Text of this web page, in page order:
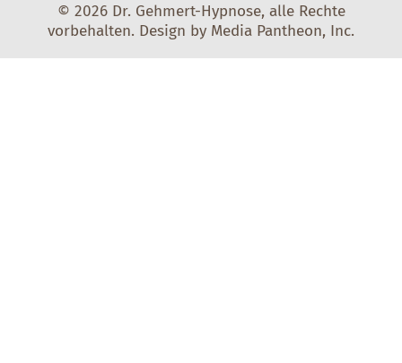
© 2026 Dr. Gehmert-Hypnose, alle Rechte
vorbehalten. Design by Media Pantheon, Inc.